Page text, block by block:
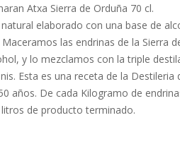
Atxa Sierra de Orduña 70 cl.
elaborado con una base de
las endrinas de la Sierra
y lo mezclamos con la triple
Esta es una receta de la Destileria
años. De cada Kilogramo de
de producto terminado.